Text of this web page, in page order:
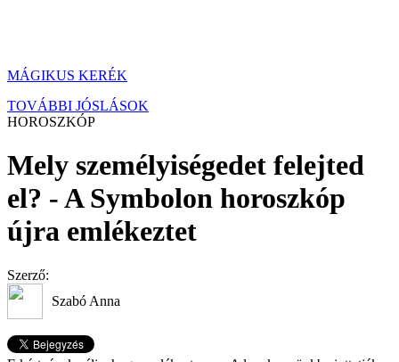
MÁGIKUS KERÉK
TOVÁBBI JÓSLÁSOK
HOROSZKÓP
Mely személyiségedet felejted
el? - A Symbolon horoszkóp
újra emlékeztet
Szerző:
Szabó Anna